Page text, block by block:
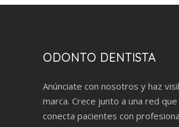
ODONTO DENTISTA
Anúnciate con nosotros y haz
marca. Crece junto a una red que
conecta pacientes con